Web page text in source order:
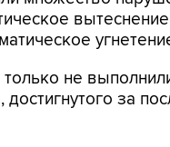
не
за